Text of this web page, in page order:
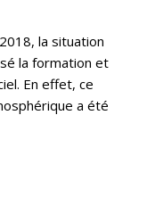
la situation
la formation et
En effet, ce
a été